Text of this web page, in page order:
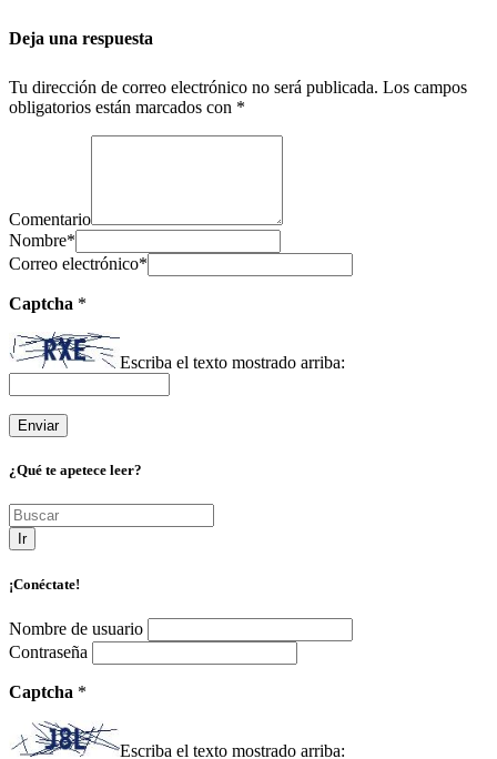
Deja una respuesta
Tu dirección de correo electrónico no será publicada. Los campos
obligatorios están marcados con *
Comentario
Nombre*
Correo electrónico*
Captcha *
Escriba el texto mostrado arriba:
¿Qué te apetece leer?
Ir
¡Conéctate!
Nombre de usuario
Contraseña
Captcha *
Escriba el texto mostrado arriba: